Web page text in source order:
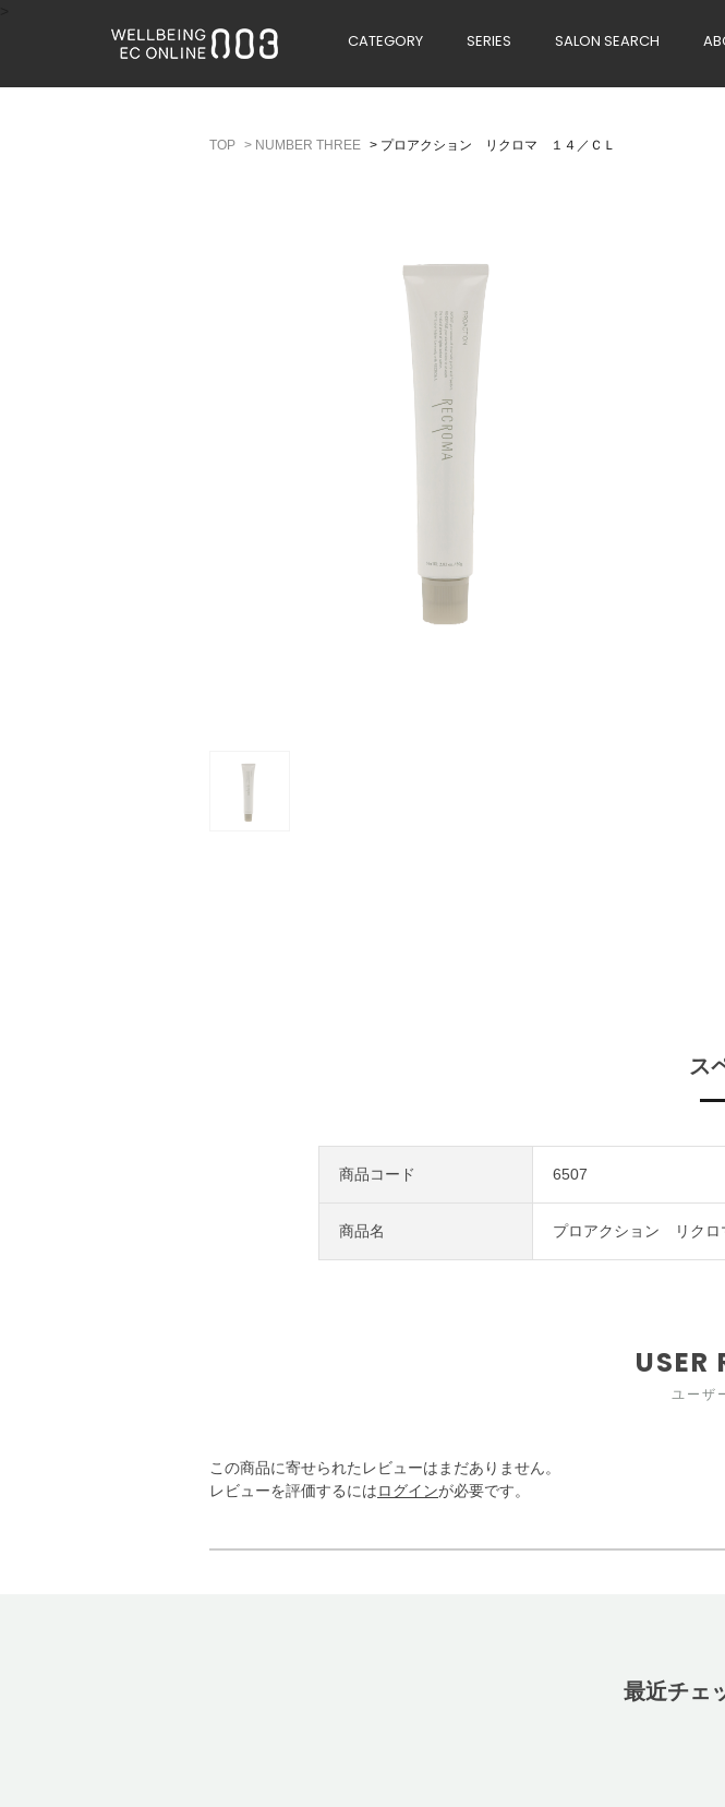
CATEGORY SERIES SALON SEARCH
> NUMBER THREE > プロアクション リクロマ １４／ＣＬ
ス
商品コード 6507
商品名 プロアクション リクロ
USER
ユーザ
この商品に寄せられたレビューはまだありません。
レビューを評価するにはログインが必要です。
最近チェ